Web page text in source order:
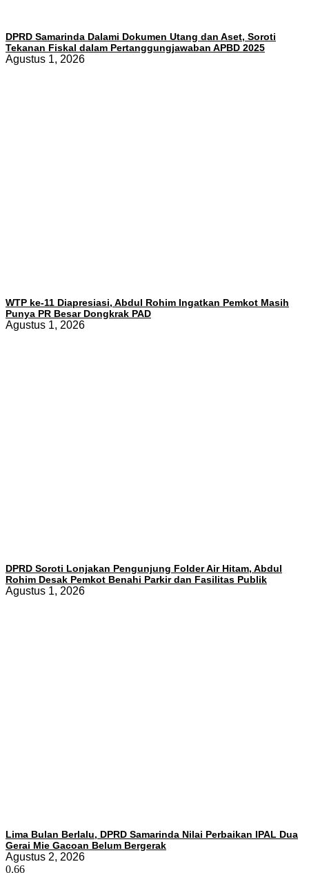
DPRD Samarinda Dalami Dokumen Utang dan Aset, Soroti
Tekanan Fiskal dalam Pertanggungjawaban APBD 2025
Agustus 1, 2026
WTP ke-11 Diapresiasi, Abdul Rohim Ingatkan Pemkot Masih
Punya PR Besar Dongkrak PAD
Agustus 1, 2026
DPRD Soroti Lonjakan Pengunjung Folder Air Hitam, Abdul
Rohim Desak Pemkot Benahi Parkir dan Fasilitas Publik
Agustus 1, 2026
Lima Bulan Berlalu, DPRD Samarinda Nilai Perbaikan IPAL Dua
Gerai Mie Gacoan Belum Bergerak
Agustus 2, 2026